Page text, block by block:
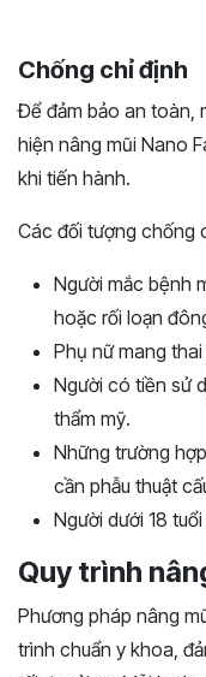
Chống chỉ định
Để đảm bảo an toàn,
hiện nâng mũi Nano
khi tiến hành.
Các đối tượng chống
Người mắc bệnh
hoặc rối loạn
Phụ nữ mang
Người có tiền sử
thẩm mỹ.
Những trường
cần phẫu thuật
Người dưới 18
Quy trình
Phương pháp nâng
trình chuẩn y khoa,